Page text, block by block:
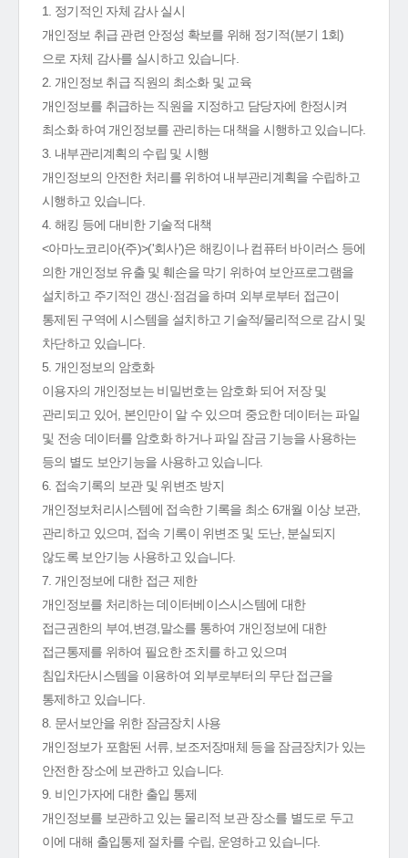
1. 정기적인 자체 감사 실시
개인정보 취급 관련 안정성 확보를 위해 정기적(분기 1회)
으로 자체 감사를 실시하고 있습니다.
2. 개인정보 취급 직원의 최소화 및 교육
개인정보를 취급하는 직원을 지정하고 담당자에 한정시켜
최소화 하여 개인정보를 관리하는 대책을 시행하고 있습니다.
3. 내부관리계획의 수립 및 시행
개인정보의 안전한 처리를 위하여 내부관리계획을 수립하고
시행하고 있습니다.
4. 해킹 등에 대비한 기술적 대책
<아마노코리아(주)>('회사')은 해킹이나 컴퓨터 바이러스 등에
의한 개인정보 유출 및 훼손을 막기 위하여 보안프로그램을
설치하고 주기적인 갱신·점검을 하며 외부로부터 접근이
통제된 구역에 시스템을 설치하고 기술적/물리적으로 감시 및
차단하고 있습니다.
5. 개인정보의 암호화
이용자의 개인정보는 비밀번호는 암호화 되어 저장 및
관리되고 있어, 본인만이 알 수 있으며 중요한 데이터는 파일
및 전송 데이터를 암호화 하거나 파일 잠금 기능을 사용하는
등의 별도 보안기능을 사용하고 있습니다.
6. 접속기록의 보관 및 위변조 방지
개인정보처리시스템에 접속한 기록을 최소 6개월 이상 보관,
관리하고 있으며, 접속 기록이 위변조 및 도난, 분실되지
않도록 보안기능 사용하고 있습니다.
7. 개인정보에 대한 접근 제한
개인정보를 처리하는 데이터베이스시스템에 대한
접근권한의 부여,변경,말소를 통하여 개인정보에 대한
접근통제를 위하여 필요한 조치를 하고 있으며
침입차단시스템을 이용하여 외부로부터의 무단 접근을
통제하고 있습니다.
8. 문서보안을 위한 잠금장치 사용
개인정보가 포함된 서류, 보조저장매체 등을 잠금장치가 있는
안전한 장소에 보관하고 있습니다.
9. 비인가자에 대한 출입 통제
개인정보를 보관하고 있는 물리적 보관 장소를 별도로 두고
이에 대해 출입통제 절차를 수립, 운영하고 있습니다.